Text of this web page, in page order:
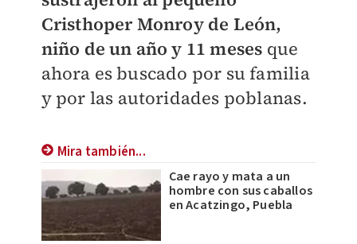
Cristhoper Monroy de León,
niño de un año y 11 meses que
ahora es buscado por su familia
y por las autoridades poblanas.
Mira también...
Cae rayo y mata a un
hombre con sus caballos
en Acatzingo, Puebla